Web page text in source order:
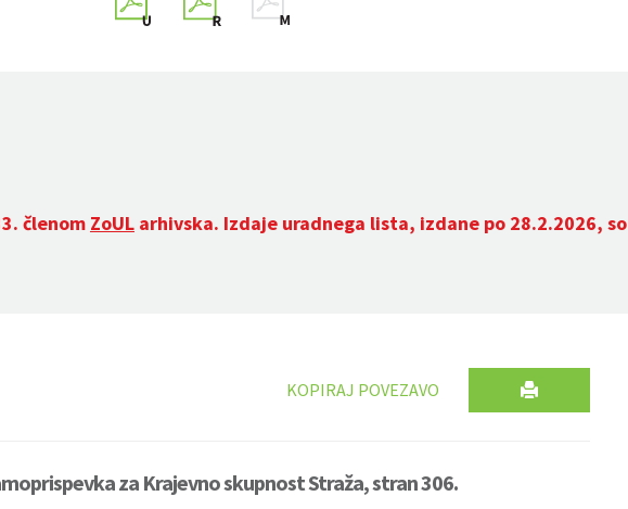
členom ZoUL arhivska. Izdaje uradnega lista, izdane po 28.2.2026, so
KOPIRAJ POVEZAVO
za Krajevno skupnost Straža, stran 306.